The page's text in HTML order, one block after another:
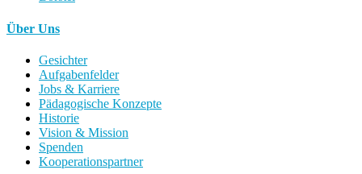
Über Uns
Gesichter
Aufgabenfelder
Jobs & Karriere
Pädagogische Konzepte
Historie
Vision & Mission
Spenden
Kooperationspartner